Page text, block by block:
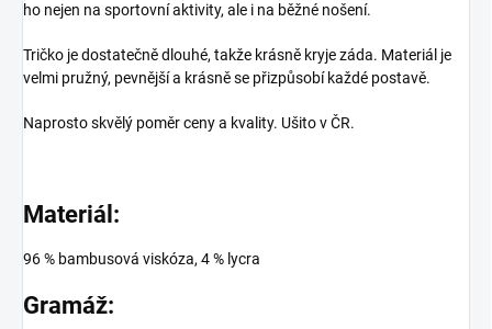
ho nejen na sportovní aktivity, ale i na běžné nošení.
Tričko je dostatečně dlouhé, takže krásně kryje záda. Materiál je
velmi pružný, pevnější a krásně se přizpůsobí každé postavě.
Naprosto skvělý poměr ceny a kvality. Ušito v ČR.
Materiál:
96 % bambusová viskóza, 4 % lycra
Gramáž: